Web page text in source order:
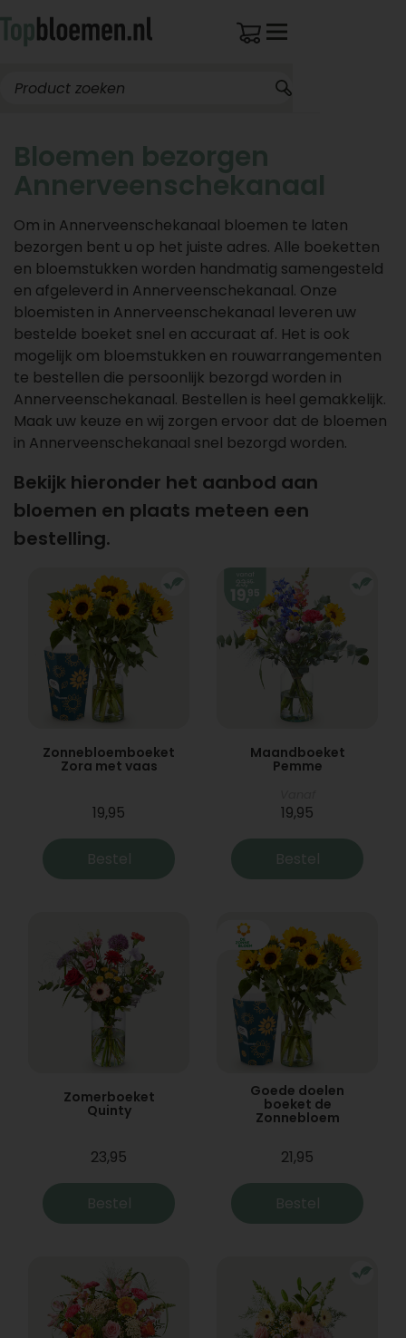
Bloemen bezorgen
Annerveenschekanaal
Om in Annerveenschekanaal bloemen te laten
bezorgen bent u op het juiste adres. Alle boeketten
en bloemstukken worden handmatig samengesteld
en afgeleverd in Annerveenschekanaal. Onze
bloemisten in Annerveenschekanaal leveren uw
bestelde boeket snel en accuraat af. Het is ook
mogelijk om bloemstukken en rouwarrangementen
te bestellen die persoonlijk bezorgd worden in
Annerveenschekanaal. Bestellen is heel gemakkelijk.
Maak uw keuze en wij zorgen ervoor dat de bloemen
in Annerveenschekanaal snel bezorgd worden.
Bekijk hieronder het aanbod aan
bloemen en plaats meteen een
bestelling.
Zonnebloemboeket
Zora met vaas
19,95
Bestel
Maandboeket
Pemme
19,95
Bestel
Zomerboeket
Quinty
23,95
Bestel
Goede doelen
boeket de
Zonnebloem
21,95
Bestel